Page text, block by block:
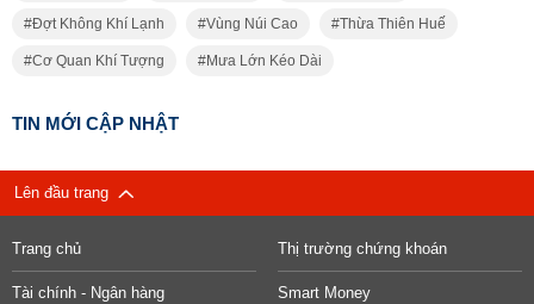
Đợt Không Khí Lạnh Vùng Núi Cao Thừa Thiên Huế
Cơ Quan Khí Tượng Mưa Lớn Kéo Dài
TIN MỚI CẬP NHẬT
Lên đầu trang
Trang chủ Thị trường chứng khoán
Tài chính - Ngân hàng Smart Money